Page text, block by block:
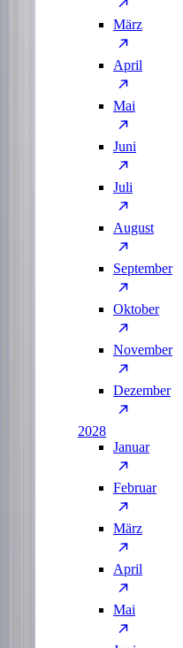
März
April
Mai
Juni
Juli
August
September
Oktober
November
Dezember
2028
Januar
Februar
März
April
Mai